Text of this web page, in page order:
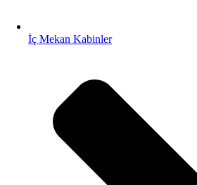
İç Mekan Kabinler